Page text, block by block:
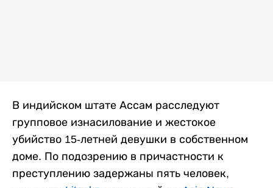
В индийском штате Ассам расследуют
групповое изнасилование и жестокое
убийство 15-летней девушки в собственном
доме. По подозрению в причастности к
преступлению задержаны пять человек,